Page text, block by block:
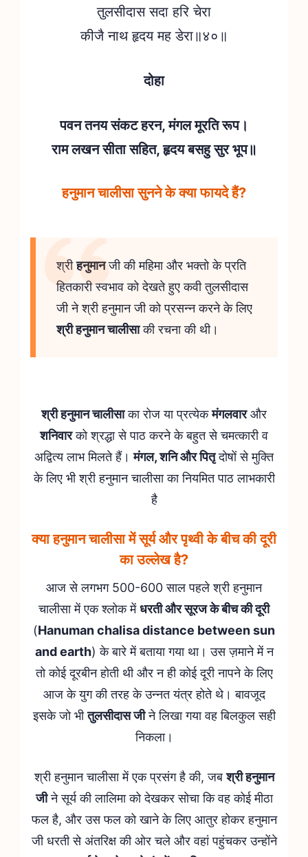
तुलसीदास सदा हरि चेरा
कीजै नाथ हृदय मह डेरा॥४०॥
दोहा
पवन तनय संकट हरन, मंगल मूरति रूप।
राम लखन सीता सहित, हृदय बसहु सुर भूप॥
हनुमान चालीसा सुनने के क्या फायदे हैं?
श्रीहनुमानजी की महिमा और भक्तो के प्रति
हितकारी स्वभाव को देखते हुए कवी तुलसीदास
जी ने श्री हनुमान जी को प्रसन्न करने के लिए
श्री हनुमान चालीसाकी रचना की थी।
श्री हनुमान चालीसाका रोज या प्रत्येकमंगलवारऔर
शनिवारको श्रद्धा से पाठ करने के बहुत से चमत्कारी व
अद्वित्य लाभ मिलते हैं।मंगल, शनि और पितृदोषों से मुक्ति
के लिए भी श्री हनुमान चालीसा का नियमित पाठ लाभकारी
है
क्या हनुमान चालीसा में सूर्य और पृथ्वी के बीच की दूरी
का उल्लेख है?
आज से लगभग 500-600 साल पहले श्री हनुमान
चालीसा में एक श्लोक मेंधरती और सूरज के बीच की दूरी
(Hanuman chalisa distance between sun
and earth) के बारे में बताया गया था। उस ज़माने में न
तो कोई दूरबीन होती थी और न ही कोई दूरी नापने के लिए
आज के युग की तरह के उन्नत यंत्र होते थे। बावजूद
इसके जो भीतुलसीदास जीने लिखा गया वह बिलकुल सही
निकला।
श्री हनुमान चालीसा में एक प्रसंग है की, जबश्री हनुमान
जीने सूर्य की लालिमा को देखकर सोचा कि वह कोई मीठा
फल है, और उस फल को खाने के लिए आतुर होकर हनुमान
जी धरती से अंतरिक्ष की ओर चले और वहां पहुंचकर उन्होंने